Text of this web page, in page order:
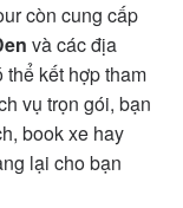
còn cung cấp
và các địa
thể kết hợp tham
vụ trọn gói, bạn
book xe hay
lại cho bạn